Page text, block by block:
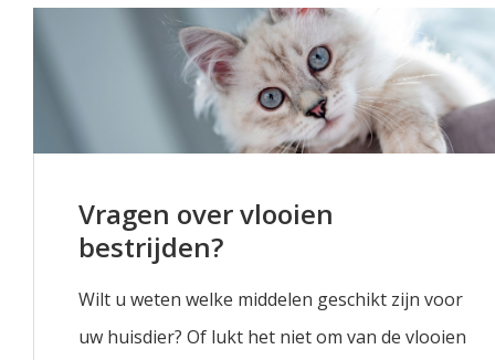
Vragen over vlooien
bestrijden?
Wilt u weten welke middelen geschikt zijn voor
uw huisdier? Of lukt het niet om van de vlooien